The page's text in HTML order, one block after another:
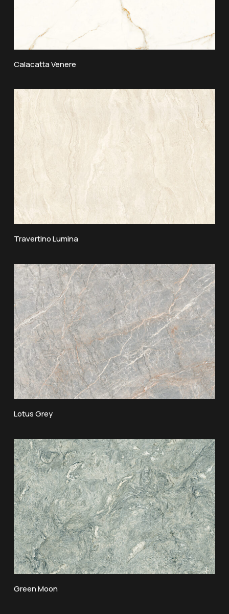
Calacatta Venere
Travertino Lumina
Lotus Grey
Green Moon